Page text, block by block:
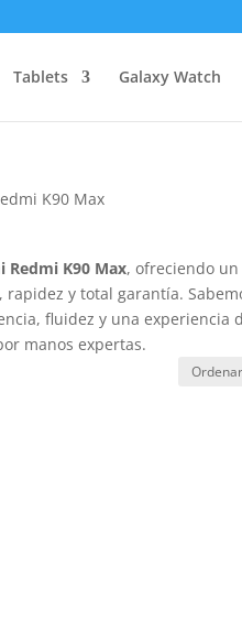
Tablets Galaxy Watch
K90 Max
Redmi K90 Max, ofreciendo
y total garantía.
fluidez y una experiencia
manos expertas.